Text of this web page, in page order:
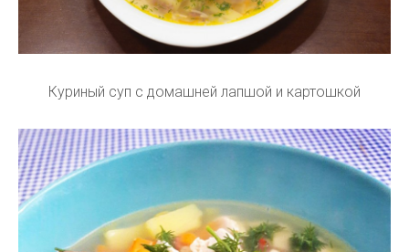
Куриный суп с домашней лапшой и картошкой